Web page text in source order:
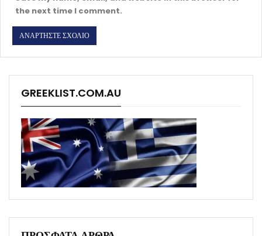
the next time I comment.
GREEKLIST.COM.AU